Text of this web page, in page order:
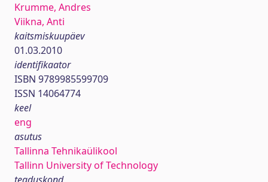
Krumme, Andres
Viikna, Anti
kaitsmiskuupäev
01.03.2010
identifikaator
ISBN 9789985599709
ISSN 14064774
keel
eng
asutus
Tallinna Tehnikaülikool
Tallinn University of Technology